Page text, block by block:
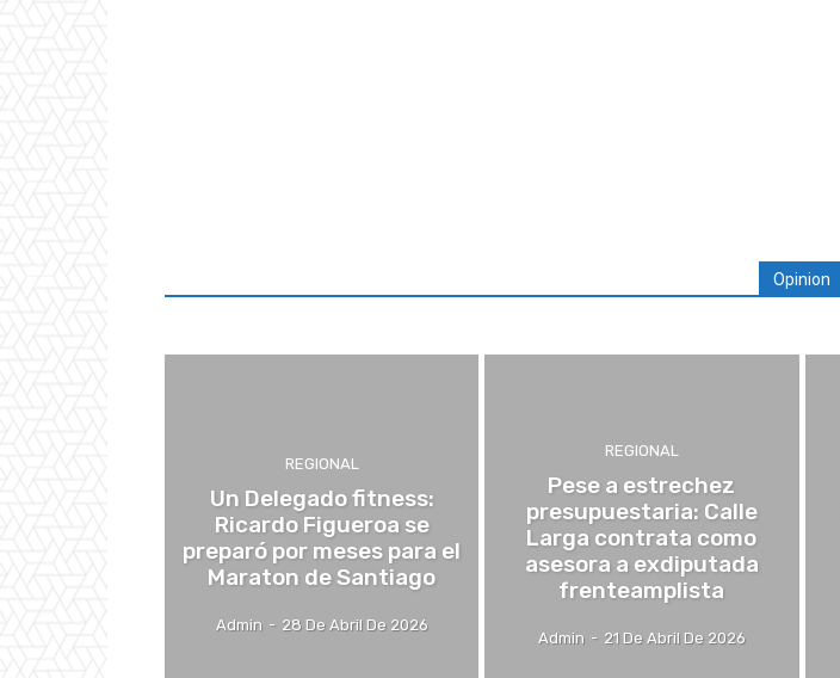
Opinion
REGIONAL
Un Delegado fitness:
Ricardo Figueroa se
preparó por meses para el
Maraton de Santiago
Admin - 28 De Abril De 2026
REGIONAL
Pese a estrechez
presupuestaria: Calle
Larga contrata como
asesora a exdiputada
frenteamplista
Admin - 21 De Abril De 2026